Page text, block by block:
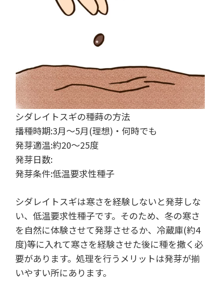
シダレイトスギの種蒔の方法
播種時期:3月～5月(理想)・何時でも
発芽適温:約20～25度
発芽日数:
発芽条件:低温要求性種子
シダレイトスギは寒さを経験しないと発芽しな
い、低温要求性種子です。そのため、冬の寒さ
を自然に体験させて発芽させるか、冷蔵庫(約4
度)等に入れて寒さを経験させた後に種を撒く必
要があります。処理を行うメリットは発芽が揃
いやすい所にあります。